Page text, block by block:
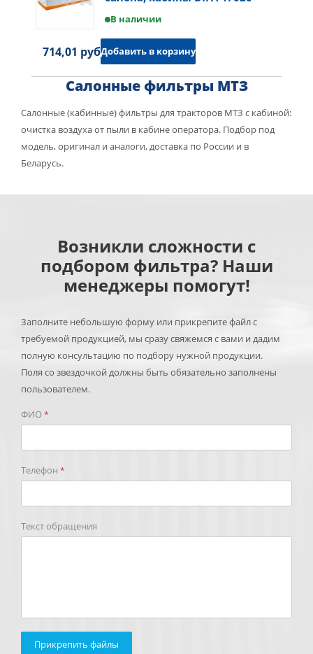
В наличии
714,01 руб.Добавить в корзину
Салонные фильтры МТЗ
Салонные (кабинные) фильтры для тракторов МТЗ с кабиной:
очистка воздуха от пыли в кабине оператора. Подбор под
модель, оригинал и аналоги, доставка по России и в
Беларусь.
Возникли сложности с
подбором фильтра? Наши
менеджеры помогут!
Заполните небольшую форму или прикрепите файл с
требуемой продукцией, мы сразу свяжемся с вами и дадим
полную консультацию по подбору нужной продукции.
Поля со звездочкой должны быть обязательно заполнены
пользователем.
ФИО*
Телефон *
Текст обращения
Прикрепить файлы